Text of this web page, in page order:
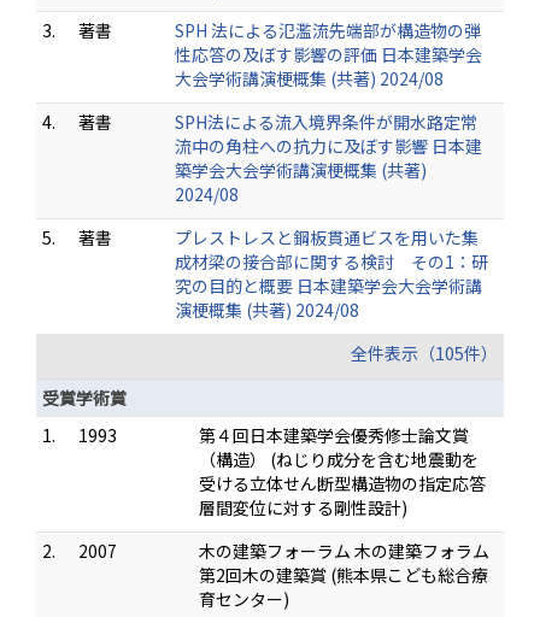
3.
著書
SPH 法による氾濫流先端部が構造物の弾
性応答の及ぼす影響の評価 日本建築学会
大会学術講演梗概集 (共著) 2024/08
4.
著書
SPH法による流入境界条件が開水路定常
流中の角柱への抗力に及ぼす影響 日本建
築学会大会学術講演梗概集 (共著)
2024/08
5.
著書
プレストレスと鋼板貫通ビスを用いた集
成材梁の接合部に関する検討 その1：研
究の目的と概要 日本建築学会大会学術講
演梗概集 (共著) 2024/08
全件表示（105件）
受賞学術賞
1.
1993
第４回日本建築学会優秀修士論文賞
（構造） (ねじり成分を含む地震動を
受ける立体せん断型構造物の指定応答
層間変位に対する剛性設計)
2.
2007
木の建築フォーラム 木の建築フォラム
第2回木の建築賞 (熊本県こども総合療
育センター)